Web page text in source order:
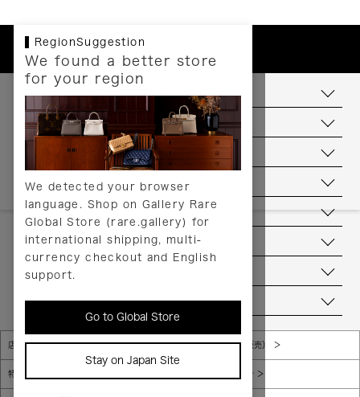
RegionSuggestion
We found a better store
for your region
We detected your browser
language. Shop on Gallery Rare
Global Store (rare.gallery) for
international shipping, multi-
currency checkout and English
support.
Go to Global Store
Stay on Japan Site
お支払いについて
配送について
送料について
返品について
ヘルプ
お問い合わせ
当店について
店舗一覧 販売規約（店頭販売）
特定商取引法に基づく表示 個人情報保護方針